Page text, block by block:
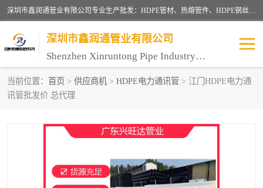
深圳市鑫润通管业有限公司专业生产批发：HDPE管材、热熔管件、HDPE钢丝骨架管、电熔管件、HDPE双壁波纹管、MPP电力管、井盖、PVC管材管件、PPR管材管件等；公司自创建以来，始终秉承“团结、务实、创新、守信”的服务宗旨，凭借专业的服务以及多年的勤奋拼搏，发展成为一家专业销售各种管材管件，绝缘电工套管及配件等系列产品的贸易公司。
深圳市鑫润通管业有限公司
Shenzhen Xinruntong Pipe Industry Co., Ltd
当前位置： 首页 > 供应商机 > HDPE电力通讯管 > 江门HDPE电力通
讯管批发价 总代理
HDPE管材给水管
HDPE双壁波纹管 HDPE电力通讯管
MPP电力通信管